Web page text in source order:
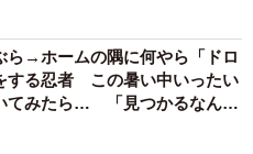
ら→ホームの隅に何やら「ドロ
する忍者 この暑い中いったい
てみたら… 「見つかるなんて